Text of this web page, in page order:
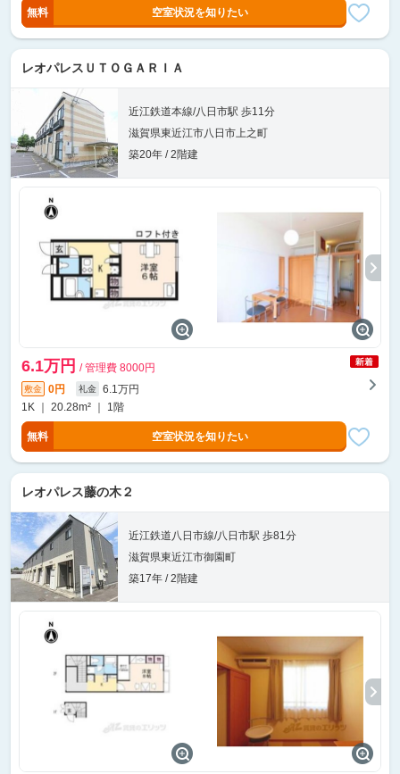
無料 空室状況を知りたい
レオパレスＵＴＯＧＡＲＩＡ
近江鉄道本線/八日市駅 歩11分
滋賀県東近江市八日市上之町
築20年 / 2階建
6.1万円 / 管理費 8000円
敷金 0円 礼金
6.1万円
1K ｜ 20.28m² ｜ 1階
無料 空室状況を知りたい
レオパレス藤の木２
近江鉄道八日市線/八日市駅 歩81分
滋賀県東近江市御園町
築17年 / 2階建